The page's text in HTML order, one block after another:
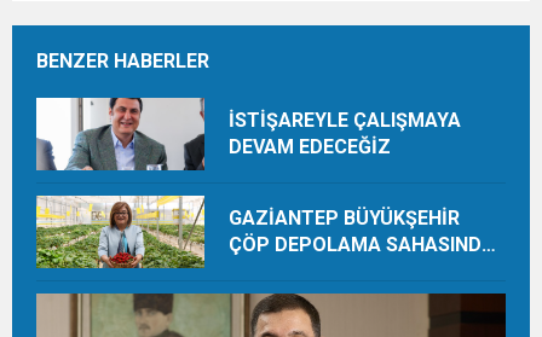
BENZER HABERLER
İSTİŞAREYLE ÇALIŞMAYA
DEVAM EDECEĞİZ
GAZİANTEP BÜYÜKŞEHİR
ÇÖP DEPOLAMA SAHASINDA
TON HASAT YAPIYOR